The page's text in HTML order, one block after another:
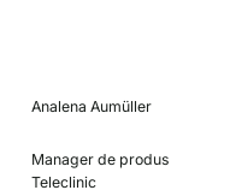
Analena Aumüller
Manager de produs
Teleclinic